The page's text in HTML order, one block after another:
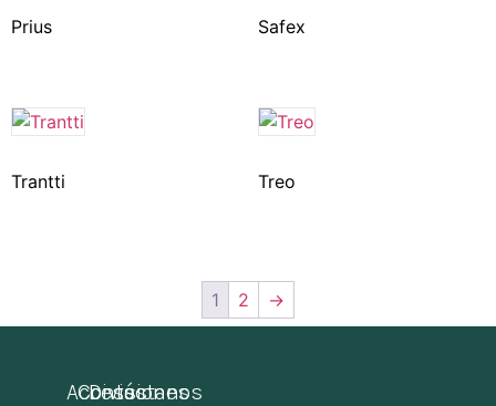
Prius Safex
Trantti Treo
1 2 →
Accesos
Divisiones
Contáctanos